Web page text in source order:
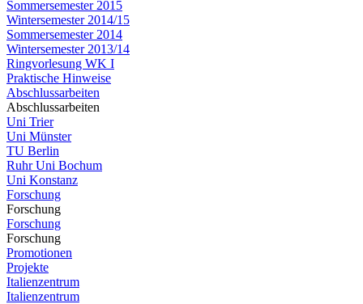
Sommersemester 2015
Wintersemester 2014/15
Sommersemester 2014
Wintersemester 2013/14
Ringvorlesung WK I
Praktische Hinweise
Abschlussarbeiten
Abschlussarbeiten
Uni Trier
Uni Münster
TU Berlin
Ruhr Uni Bochum
Uni Konstanz
Forschung
Forschung
Forschung
Forschung
Promotionen
Projekte
Italienzentrum
Italienzentrum